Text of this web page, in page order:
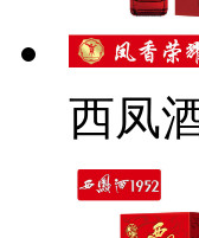
西凤